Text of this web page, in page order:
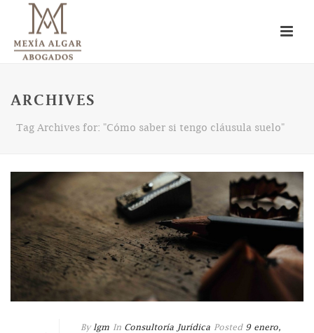
ARCHIVES
Tag Archives for: "Cómo saber si tengo cláusula suelo"
By lgm In Consultoría Jurídica Posted 9 enero,